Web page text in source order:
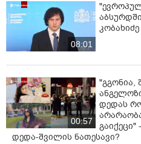
08:01
კობახიძე
00:57
"გგონია,
დედას
დედა-შვილის ნათესავი?